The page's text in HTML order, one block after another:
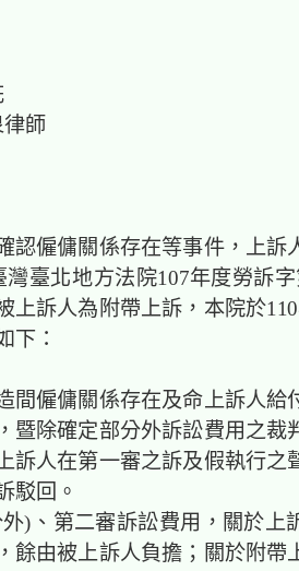
師
認僱傭關係存在等事件，上訴
灣臺北地方法院107年度勞訴
上訴人為附帶上訴，本院於
下：
間僱傭關係存在及命上訴人給
暨除確定部分外訴訟費用之裁
訴人在第一審之訴及假執行之
駁回。
)、第二審訴訟費用，關於上
餘由被上訴人負擔；關於附帶